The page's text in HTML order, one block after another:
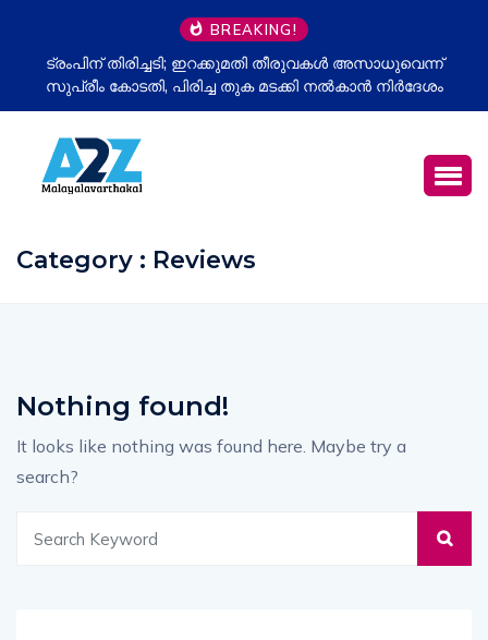
BREAKING!
ട്രംപിന് തിരിച്ചടി; ഇറക്കുമതി തീരുവകൾ അസാധുവെന്ന്
സുപ്രീം കോടതി, പിരിച്ച തുക മടക്കി നൽകാൻ നിർദേശം
Category : Reviews
Nothing found!
It looks like nothing was found here. Maybe try a
search?